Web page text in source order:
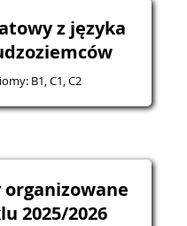
z języka
B1, C1, C2
2025/2026